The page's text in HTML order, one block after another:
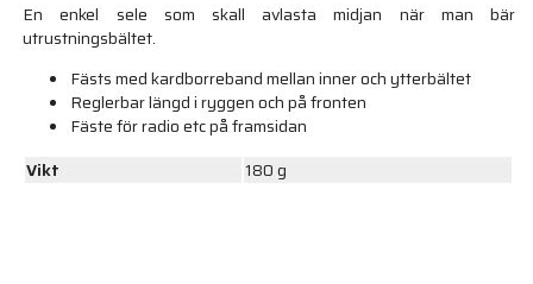
En enkel sele som skall avlasta midjan när man bär
utrustningsbältet.
Fästs med kardborreband mellan inner och ytterbältet
Reglerbar längd i ryggen och på fronten
Fäste för radio etc på framsidan
Vikt
180 g